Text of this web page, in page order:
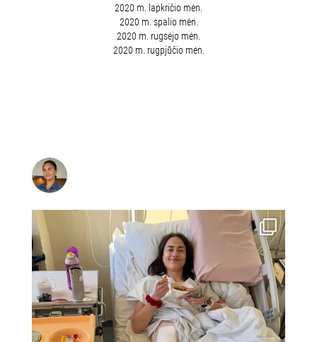
2020 m. lapkričio mėn.
2020 m. spalio mėn.
2020 m. rugsėjo mėn.
2020 m. rugpjūčio mėn.